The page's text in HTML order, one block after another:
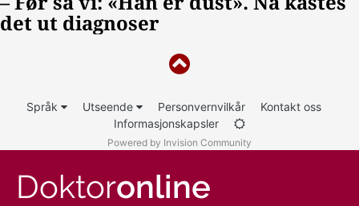
Språk Utseende Personvernvilkår
Kontakt oss
Informasjonskapsler
Powered by Invision Community
Doktoronline